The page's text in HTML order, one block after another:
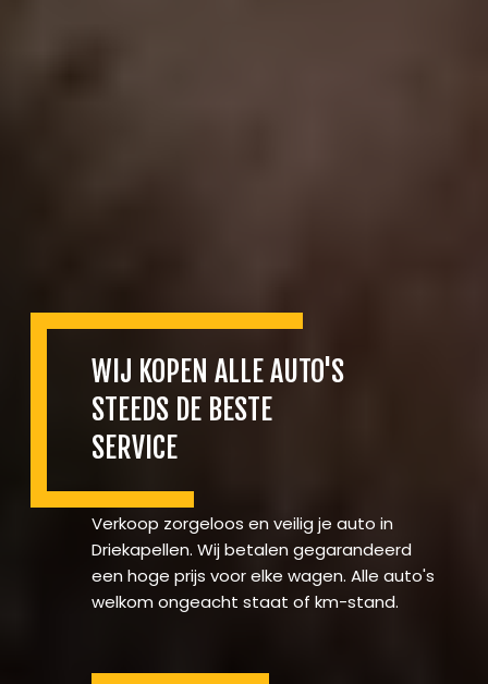
WIJ KOPEN ALLE AUTO'S
STEEDS DE BESTE
SERVICE
Verkoop zorgeloos en veilig je auto in
Driekapellen. Wij betalen gegarandeerd
een hoge prijs voor elke wagen. Alle auto's
welkom ongeacht staat of km-stand.